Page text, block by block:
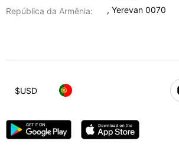
República da Armênia:
,Yerevan 0070
$USD